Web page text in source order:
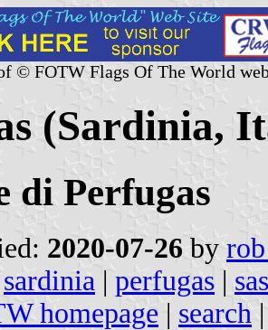
© FOTW Flags Of The World
(Sardinia,
di Perfugas
2020-07-26 by
sardinia | perfugas |
homepage | search